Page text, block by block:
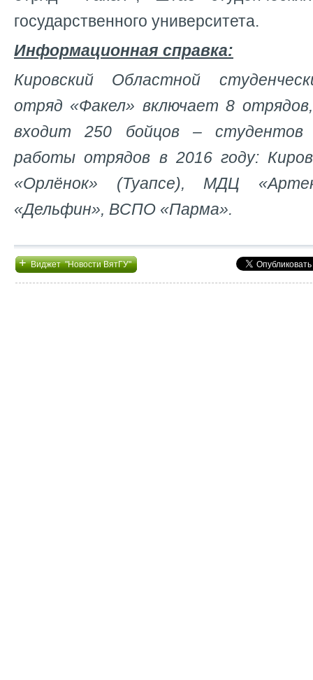
государственного университета.
Информационная справка:
Кировский Областной
отряд «Факел» включает 8
входит 250 бойцов – студентов
работы отрядов в 2016 году:
«Орлёнок» (Туапсе), МДЦ
«Дельфин», ВСПО «Парма».
+Виджет "Новости ВятГУ"